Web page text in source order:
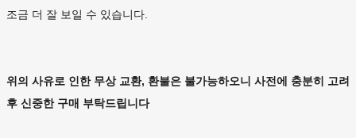
조금 더 잘 보일 수 있습니다.
위의 사유로 인한 무상 교환, 환불은 불가능하오니 사전에 충분히 고려
후 신중한 구매 부탁드립니다